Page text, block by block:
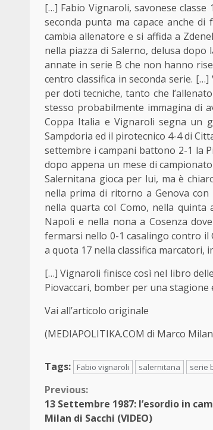
[…] Fabio Vignaroli, savonese
seconda punta ma capace anche di
cambia allenatore e si affida a
nella piazza di Salerno, delusa dopo
annate in serie B che non hanno
centro classifica in seconda serie.
per doti tecniche, tanto che
stesso probabilmente immagina di
Coppa Italia e Vignaroli segna un
Sampdoria ed il pirotecnico 4-4 di
settembre i campani battono 2-1 la
dopo appena un mese di
Salernitana gioca per lui, ma è
nella prima di ritorno a Genova con
nella quarta col Como, nella quinta
Napoli e nella nona a Cosenza
fermarsi nello 0-1 casalingo contro il
a quota 17 nella classifica marcatori,
[…] Vignaroli finisce così nel libro
Piovaccari, bomber per una stagione
Vai all’articolo originale
(MEDIAPOLITIKA.COM di Marco
Tags: Fabio vignaroli salernitana serie
Continue
Reading
Previous:
13 Settembre 1987: l’esordio in
Milan di Sacchi (VIDEO)